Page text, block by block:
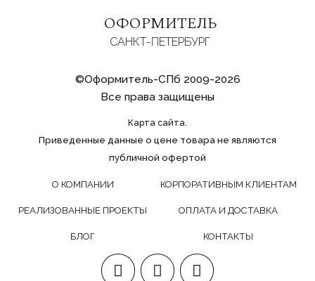
ОФОРМИТЕЛЬ
САНКТ-ПЕТЕРБУРГ
©Оформитель-СПб 2009-2026
Все права защищены
Карта сайта.
Приведенные данные о цене товара не являются
публичной офертой
О КОМПАНИИ
РЕАЛИЗОВАННЫЕ ПРОЕКТЫ
БЛОГ
КОРПОРАТИВНЫМ КЛИЕНТАМ
ОПЛАТА И ДОСТАВКА
КОНТАКТЫ